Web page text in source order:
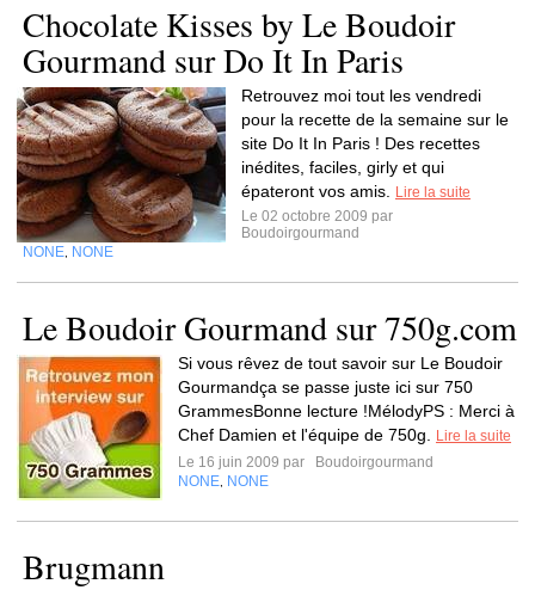
Chocolate Kisses by Le Boudoir
Gourmand sur Do It In Paris
Retrouvez moi tout les vendredi
pour la recette de la semaine sur le
site Do It In Paris ! Des recettes
inédites, faciles, girly et qui
épateront vos amis.
Lire la suite
Le 02 octobre 2009 par
Boudoirgourmand
NONE NONE
Le Boudoir Gourmand sur 750g.com
Si vous rêvez de tout savoir sur Le Boudoir
Gourmandça se passe juste ici sur 750
GrammesBonne lecture !MélodyPS : Merci à
Chef Damien et l'équipe de 750g.
Lire la suite
Le 16 juin 2009 par
Boudoirgourmand
NONE NONE
Brugmann